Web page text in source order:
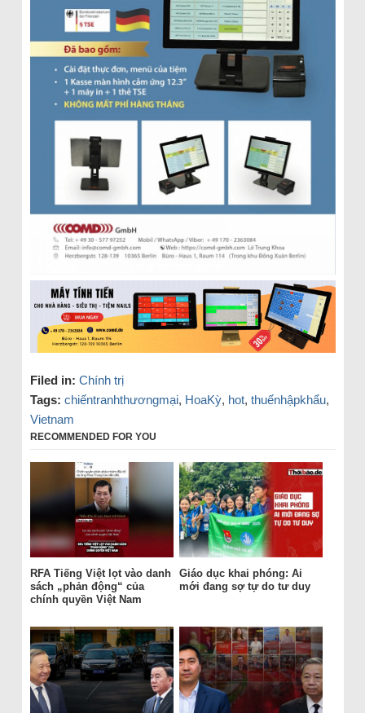
Filed in: Chính trị
Tags: chiếntranhthươngmại, HoaKỳ, hot, thuếnhậpkhẩu,
Vietnam
RECOMMENDED FOR YOU
RFA Tiếng Việt lọt vào danh
sách „phản động“ của
chính quyền Việt Nam
Giáo dục khai phóng: Ai
mới đang sợ tự do tư duy